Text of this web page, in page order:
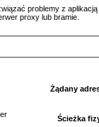
problemy z
proxy lub bramie.
Żądany
Ścieżka